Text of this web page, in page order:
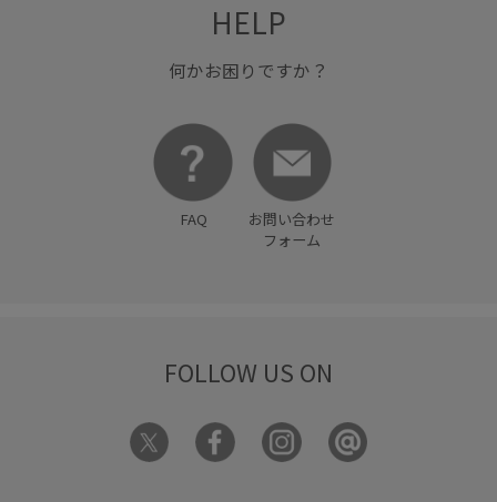
HELP
何かお困りですか？
FAQ
お問い合わせ
フォーム
FOLLOW US ON